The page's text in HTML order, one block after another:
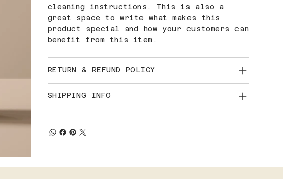
cleaning instructions. This is also a
great space to write what makes this
product special and how your customers can
benefit from this item.
RETURN & REFUND POLICY
SHIPPING INFO